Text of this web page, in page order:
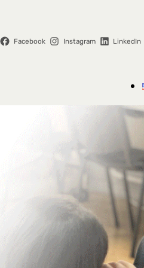
Facebook Instagram LinkedIn